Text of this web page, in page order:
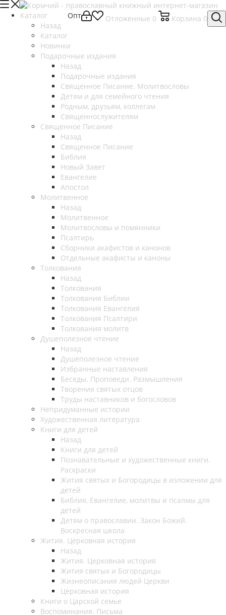
Отложенные 0 Корзина 0
Опт
Каталог
Назад
Каталог
Новинки
Подарочные издания
Назад
Подарочные издания
Священное Писание. Молитвословы
Детям и для семейного чтения
Родным, друзьям, коллегам
Священнослужителям
Священное Писание
Назад
Священное Писание
Библия
Новый Завет
Евангелие
Апостол
Молитвенное
Назад
Молитвенное
Молитвословы и помянники
Псалтирь
Сборники акафистов и канонов
Отдельные акафисты и каноны
Толкования
Назад
Толкования
Толкования Библии
Толкования Евангелия
Толкования Псалтири
Толкования молитв
Душеполезное чтение
Назад
Душеполезное чтение
Избранные наставления
Беседы. Проповеди. Размышления
Творения святых отцов
Труды наставников и богословов
Непридуманные истории
Художественная литература
Книги для детей
Назад
Книги для детей
Познавательные и художественные книги.
Раскраски
Жития святых и Богородицы в изложении для
детей
Библия, Евангелие, молитвы и псалмы для
детей
Детям о православии. Закон Божий.
Воскресная школа
Жития. Церковная история
Назад
Жития. Церковная история
Жития святых и Богородицы
Жизнеописания людей Церкви
Церковная история
Книги о Царской семье
Воспоминания. Письма